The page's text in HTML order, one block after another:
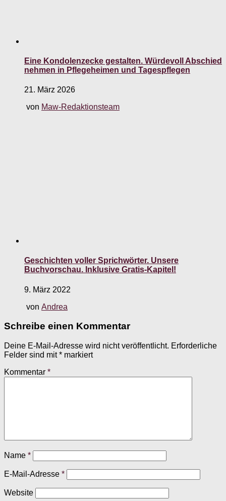
Eine Kondolenzecke gestalten. Würdevoll Abschied
nehmen in Pflegeheimen und Tagespflegen
21. März 2026
von Maw-Redaktionsteam
Geschichten voller Sprichwörter. Unsere
Buchvorschau. Inklusive Gratis-Kapitel!
9. März 2022
von Andrea
Schreibe einen Kommentar
Deine E-Mail-Adresse wird nicht veröffentlicht. Erforderliche
Felder sind mit* markiert
Kommentar *
Name *
E-Mail-Adresse *
Website